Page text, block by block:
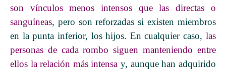
son vínculos menos intensos que las directas o
sanguíneas, pero son reforzadas si existen miembros
en la punta inferior, los hijos. En cualquier caso, las
personas de cada rombo siguen manteniendo entre
ellos la relación más intensa y, aunque han adquirido